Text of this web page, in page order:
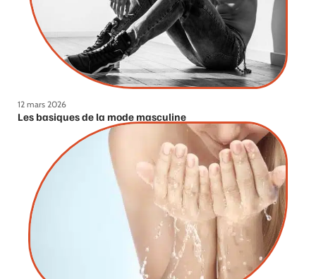
12 mars 2026
Les basiques de la mode masculine